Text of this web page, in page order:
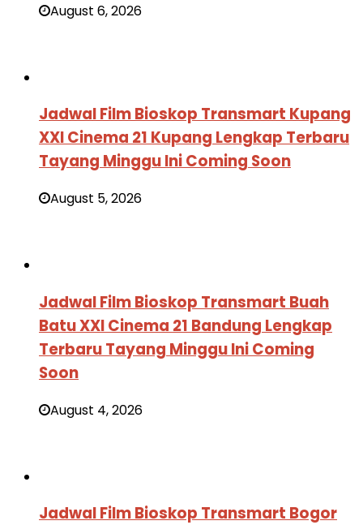
August 6, 2026
Jadwal Film Bioskop Transmart Kupang
XXI Cinema 21 Kupang Lengkap Terbaru
Tayang Minggu Ini Coming Soon
August 5, 2026
Jadwal Film Bioskop Transmart Buah
Batu XXI Cinema 21 Bandung Lengkap
Terbaru Tayang Minggu Ini Coming
Soon
August 4, 2026
Jadwal Film Bioskop Transmart Bogor